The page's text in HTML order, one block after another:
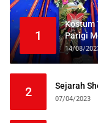
1
Kostum
Parigi
14/08/
2 Sejarah
07/04/2023